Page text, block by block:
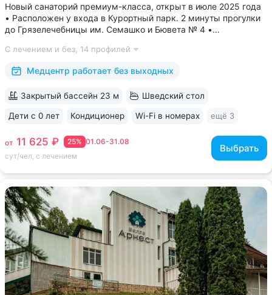
Новый санаторий премиум-класса, открыт в июле 2025 года
• Расположен у входа в Курортный парк. 2 минуты прогулки
до Грязелечебницы им. Семашко и Бювета № 4 •
Бесплатное посещение включено во все виды путёвок •
Трёхразовое питание...
С лечением и без, 14 профилей
Медцентр работает без выходных
01.06-31.08
25%
от 11 625 ₽
сут/чел, с лечением
Выбрать
Закрытый бассейн 23 м Шведский стол
Дети с 0 лет Кондиционер Wi-Fi в номерах ещё 3